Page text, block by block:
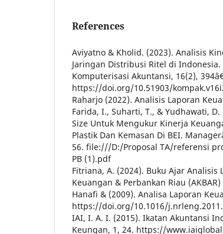
References
Aviyatno & Kholid. (2023). Analisis
Jaringan Distribusi Ritel di Indonesia.
Komputerisasi Akuntansi, 16(2),
https://doi.org/10.51903/
Raharjo (2022). Analisis Laporan
Farida, I., Suharti, T., & Yudhawati,
Size Untuk Mengukur Kinerja
Plastik Dan Kemasan Di BEI.
56. file:///D:/Proposal TA/referensi
PB (1).pdf
Fitriana, A. (2024). Buku Ajar
Keuangan & Perbankan Riau
Hanafi & (2009). Analisa Laporan
https://doi.org/10.1016/
IAI, I. A. I. (2015). Ikatan Akuntansi
Keungan, 1, 24. https://